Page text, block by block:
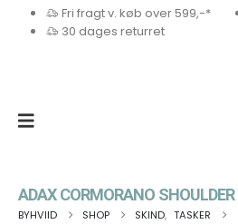
Fri fragt v. køb over 599,-*
30 dages returret
ADAX CORMORANO
BYHVIID SHOP SKIND, TASKER